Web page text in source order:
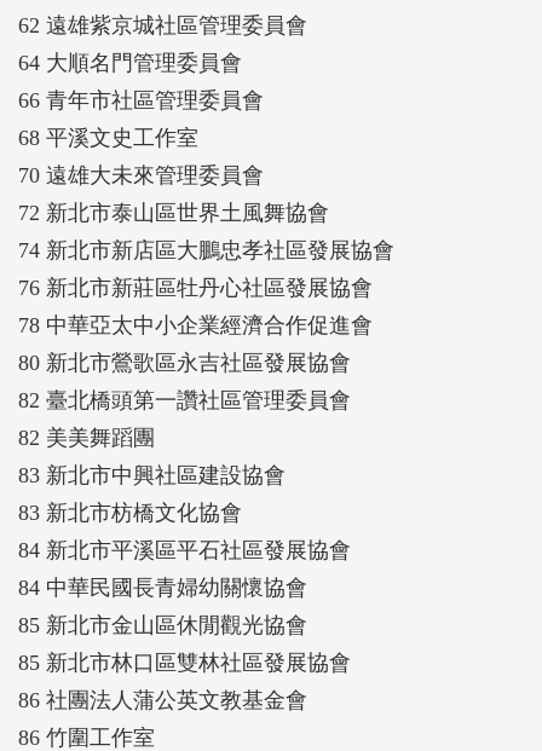
62 遠雄紫京城社區管理委員會
64 大順名門管理委員會
66 青年市社區管理委員會
68 平溪文史工作室
70 遠雄大未來管理委員會
72 新北市泰山區世界土風舞協會
74 新北市新店區大鵬忠孝社區發展協會
76 新北市新莊區牡丹心社區發展協會
78 中華亞太中小企業經濟合作促進會
80 新北市鶯歌區永吉社區發展協會
82 臺北橋頭第一讚社區管理委員會
82 美美舞蹈團
83 新北市中興社區建設協會
83 新北市枋橋文化協會
84 新北市平溪區平石社區發展協會
84 中華民國長青婦幼關懷協會
85 新北市金山區休閒觀光協會
85 新北市林口區雙林社區發展協會
86 社團法人蒲公英文教基金會
86 竹圍工作室